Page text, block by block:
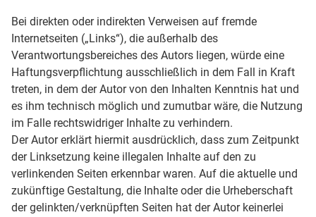
Bei direkten oder indirekten Verweisen auf fremde
Internetseiten („Links“), die außerhalb des
Verantwortungsbereiches des Autors liegen, würde eine
Haftungsverpflichtung ausschließlich in dem Fall in Kraft
treten, in dem der Autor von den Inhalten Kenntnis hat und
es ihm technisch möglich und zumutbar wäre, die Nutzung
im Falle rechtswidriger Inhalte zu verhindern.
Der Autor erklärt hiermit ausdrücklich, dass zum Zeitpunkt
der Linksetzung keine illegalen Inhalte auf den zu
verlinkenden Seiten erkennbar waren. Auf die aktuelle und
zukünftige Gestaltung, die Inhalte oder die Urheberschaft
der gelinkten/verknüpften Seiten hat der Autor keinerlei